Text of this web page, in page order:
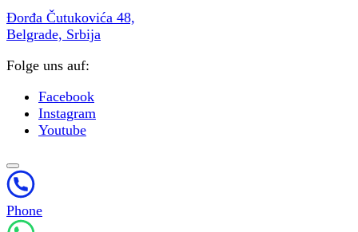
Đorđa Čutukovića 48,
Belgrade, Srbija
Folge uns auf:
Facebook
Instagram
Youtube
Phone